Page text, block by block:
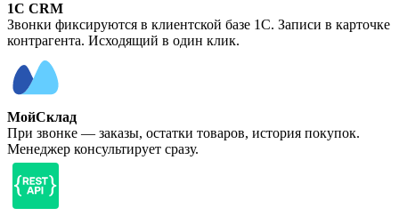
1C CRM
Звонки фиксируются в клиентской базе 1С. Записи в карточке
контрагента. Исходящий в один клик.
МойСклад
При звонке — заказы, остатки товаров, история покупок.
Менеджер консультирует сразу.